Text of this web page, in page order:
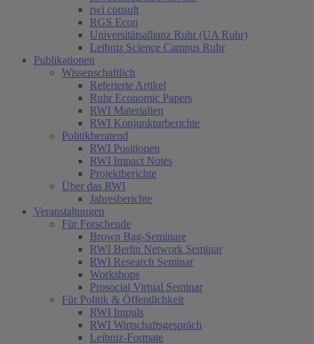
rwi consult
RGS Econ
Universitätsallianz Ruhr (UA Ruhr)
Leibniz Science Campus Ruhr
Publikationen
Wissenschaftlich
Referierte Artikel
Ruhr Economic Papers
RWI Materialien
RWI Konjunkturberichte
Politikberatend
RWI Positionen
RWI Impact Notes
Projektberichte
Über das RWI
Jahresberichte
Veranstaltungen
Für Forschende
Brown Bag-Seminare
RWI Berlin Network Seminar
RWI Research Seminar
Workshops
Prosocial Virtual Seminar
Für Politik & Öffentlichkeit
RWI Impuls
RWI Wirtschaftsgespräch
Leibniz-Formate